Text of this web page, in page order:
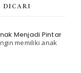
DICARI
Menjadi Pintar
memiliki anak